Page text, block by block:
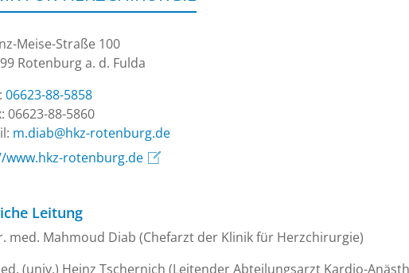
Meise-Straße 100
Rotenburg a. d. Fulda
06623-88-5858
06623-88-5860
ed.grubnetor-zkh@baid.m
rotenburg.de
Leitung
med. Mahmoud Diab (Chefarzt der Klinik für Herzchirurgie)
(univ.) Heinz Tschernich (Leitender Abteilungsarzt Kardio-